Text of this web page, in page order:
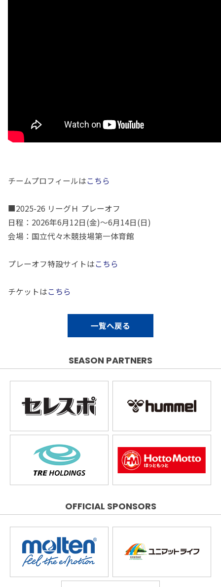
チームプロフィールはこちら
■2025-26 リーグＨ プレーオフ
日程：2026年6月12日(金)～6月14日(日)
会場：国立代々木競技場第一体育館
プレーオフ特設サイトはこちら
チケットはこちら
一覧へ戻る
SEASON PARTNERS
OFFICIAL SPONSORS